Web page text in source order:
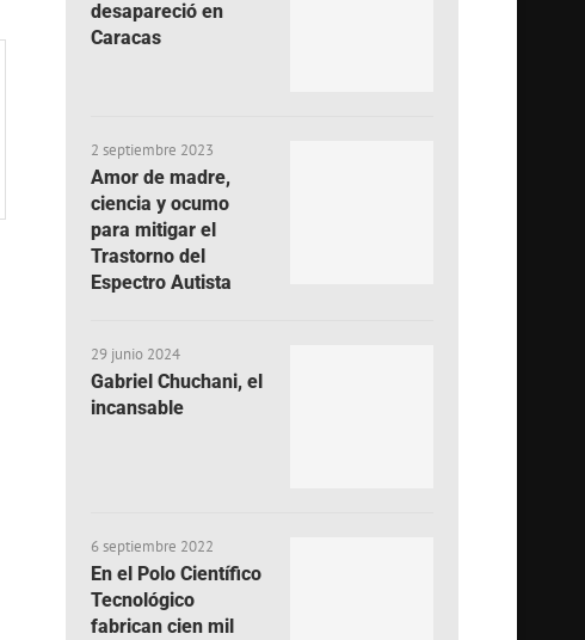
desapareció en
Caracas
2 septiembre 2023
Amor de madre,
ciencia y ocumo
para mitigar el
Trastorno del
Espectro Autista
29 junio 2024
Gabriel Chuchani, el
incansable
6 septiembre 2022
En el Polo Científico
Tecnológico
fabrican cien mil